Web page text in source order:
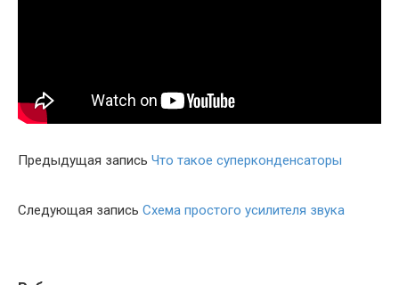
Предыдущая запись Что такое суперконденсаторы
Следующая запись Схема простого усилителя звука